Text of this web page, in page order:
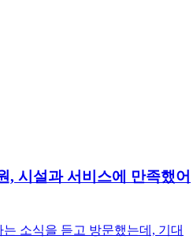
, 시설과 서비스에 만족했어
소식을 듣고 방문했는데, 기대